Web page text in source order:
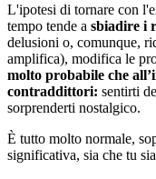
L'ipotesi di tornare con
tempo tende a sbiadire i
delusioni o, comunque,
amplifica), modifica le
molto probabile che
contraddittori: sentirti
sorprenderti nostalgico.
È tutto molto normale,
significativa, sia che tu